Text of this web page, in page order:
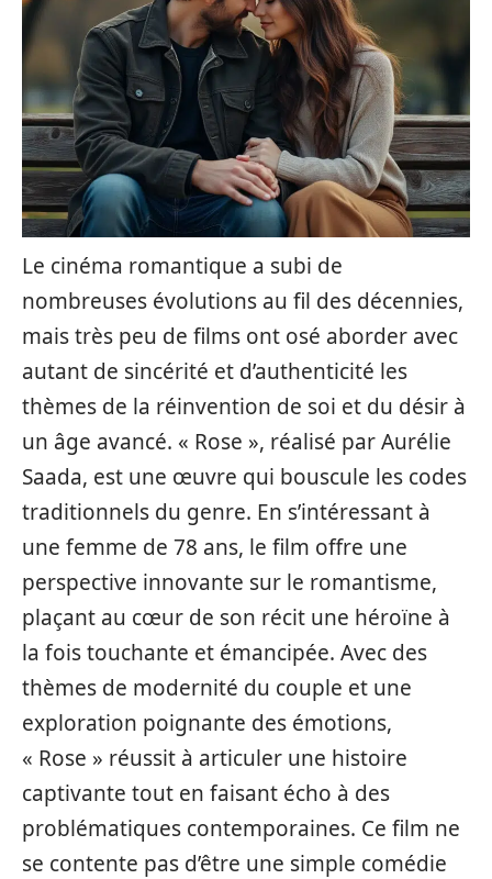
Le cinéma romantique a subi de
nombreuses évolutions au fil des décennies,
mais très peu de films ont osé aborder avec
autant de sincérité et d’authenticité les
thèmes de la réinvention de soi et du désir à
un âge avancé. « Rose », réalisé par Aurélie
Saada, est une œuvre qui bouscule les codes
traditionnels du genre. En s’intéressant à
une femme de 78 ans, le film offre une
perspective innovante sur le romantisme,
plaçant au cœur de son récit une héroïne à
la fois touchante et émancipée. Avec des
thèmes de modernité du couple et une
exploration poignante des émotions,
« Rose » réussit à articuler une histoire
captivante tout en faisant écho à des
problématiques contemporaines. Ce film ne
se contente pas d’être une simple comédie